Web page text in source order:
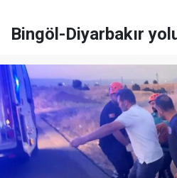
Bingöl-Diyarbakır